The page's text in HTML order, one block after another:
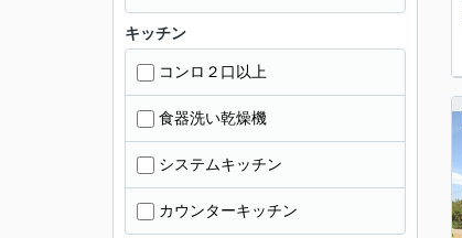
キッチン
コンロ２口以上
食器洗い乾燥機
システムキッチン
カウンターキッチン